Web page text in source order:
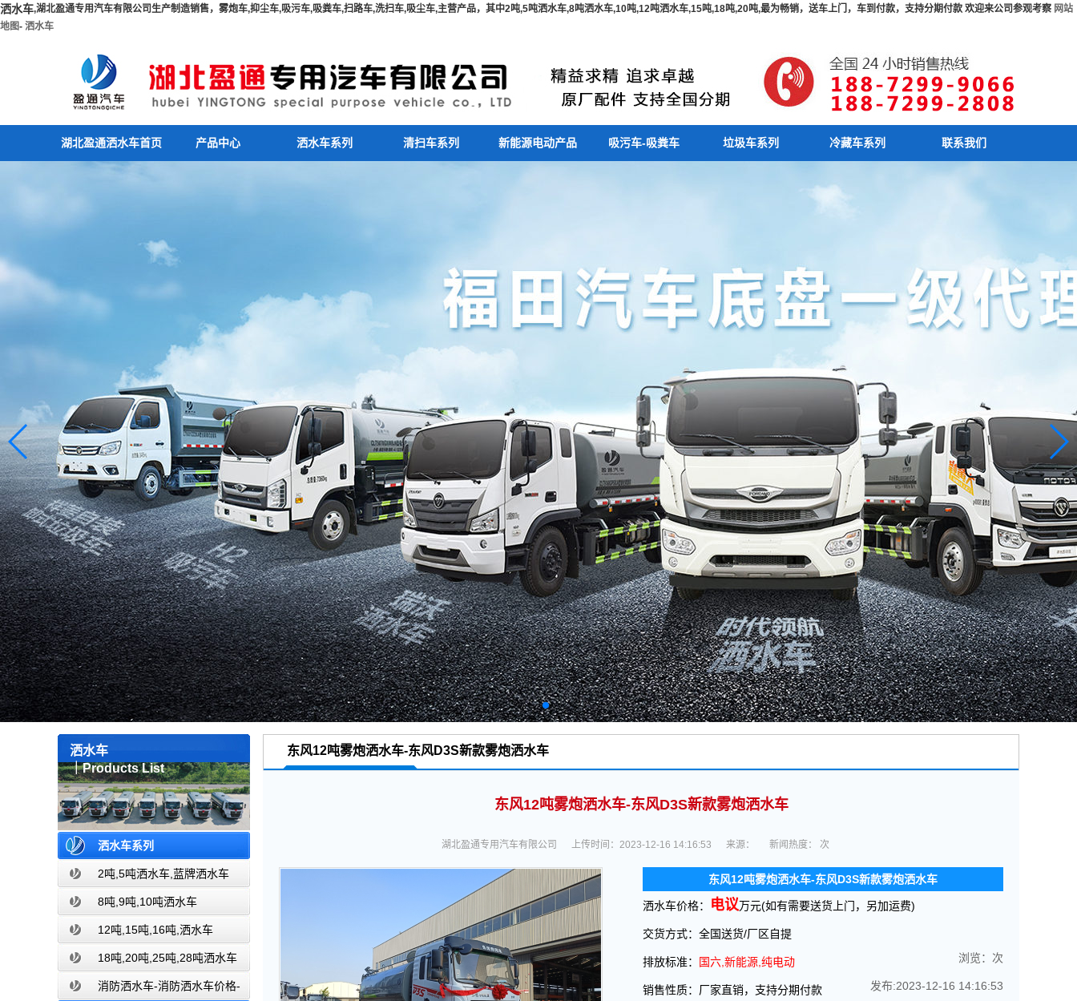
洒水车,湖北盈通专用汽车有限公司生产制造销售，雾炮车,抑尘车,吸污车,吸粪车,扫路车,洗扫车,吸尘车,主营产品，其中2吨,5吨洒水车,8吨洒水车,10吨,12吨洒水车,15吨,18吨,20吨,最为畅销，送车上门，车到付款，支持分期付款 欢迎来公司参观考察 网站
地图- 洒水车
湖北盈通洒水车首页 产品中心 洒水车系列 清扫车系列 新能源电动产品 吸污车-吸粪车 垃圾车系列 冷藏车系列 联系我们
洒水车
｜Products List
洒水车系列
2吨,5吨洒水车,蓝牌洒水车
8吨,9吨,10吨洒水车
12吨,15吨,16吨,洒水车
18吨,20吨,25吨,28吨洒水车
消防洒水车-消防洒水车价格-
东风12吨雾炮洒水车-东风D3S新款雾炮洒水车
东风12吨雾炮洒水车-东风D3S新款雾炮洒水车
湖北盈通专用汽车有限公司 上传时间：2023-12-16 14:16:53 来源： 新闻热度： 次
东风12吨雾炮洒水车-东风D3S新款雾炮洒水车
洒水车价格： 电议万元(如有需要送货上门，另加运费)
交货方式：全国送货/厂区自提
排放标准： 国六,新能源,纯电动 浏览： 次
销售性质：厂家直销，支持分期付款 发布:2023-12-16 14:16:53